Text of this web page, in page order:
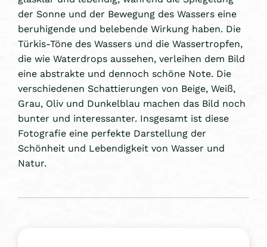
der Sonne und der Bewegung des Wassers eine
beruhigende und belebende Wirkung haben. Die
Türkis-Töne des Wassers und die Wassertropfen,
die wie Waterdrops aussehen, verleihen dem Bild
eine abstrakte und dennoch schöne Note. Die
verschiedenen Schattierungen von Beige, Weiß,
Grau, Oliv und Dunkelblau machen das Bild noch
bunter und interessanter. Insgesamt ist diese
Fotografie eine perfekte Darstellung der
Schönheit und Lebendigkeit von Wasser und
Natur.